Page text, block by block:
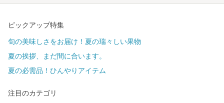
ピックアップ特集
旬の美味しさをお届け！夏の瑞々しい果物
夏の挨拶、まだ間に合います。
夏の必需品！ひんやりアイテム
注目のカテゴリ